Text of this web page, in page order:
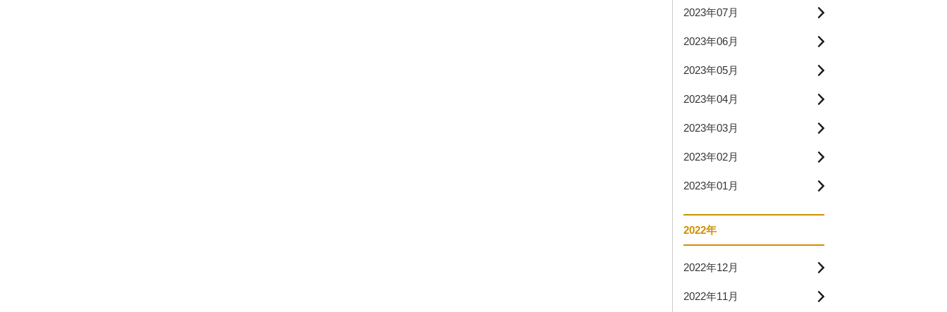
2023年07月
2023年06月
2023年05月
2023年04月
2023年03月
2023年02月
2023年01月
2022年
2022年12月
2022年11月